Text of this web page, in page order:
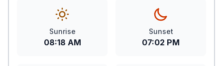
Sunrise
08:18 AM
Sunset
07:02 PM